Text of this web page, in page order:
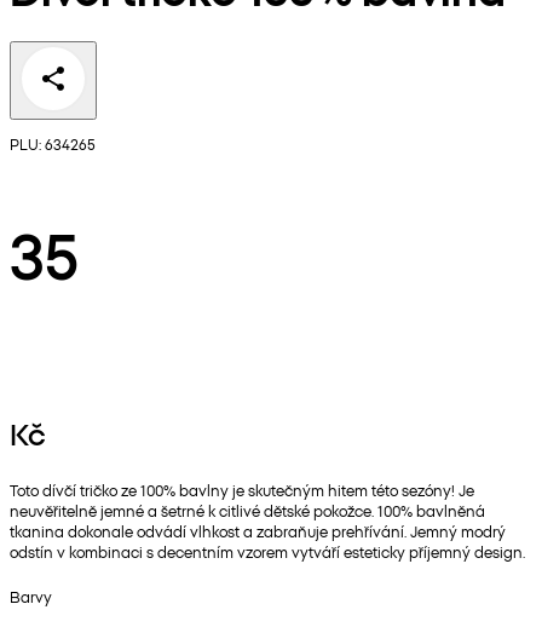
PLU: 634265
35
Kč
Toto dívčí tričko ze 100% bavlny je skutečným hitem této sezóny! Je
neuvěřitelně jemné a šetrné k citlivé dětské pokožce. 100% bavlněná
tkanina dokonale odvádí vlhkost a zabraňuje prehřívání. Jemný modrý
odstín v kombinaci s decentním vzorem vytváří esteticky příjemný design.
Barvy